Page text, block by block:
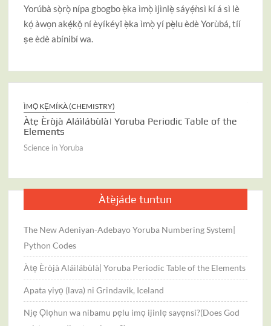
Yorúbà sọ̀rọ̀ nípa gbogbo ẹ̀ka ìmọ̀ ìjìnlẹ̀ sáyẹ́ǹsì kí á sì lè
kọ́ àwọn akẹ́kọ̌ ní èyíkéyǐ ẹ̀ka ìmọ̀ yí pẹ̀lu èdè Yorùbá, tíí
ṣe èdè abínibí wa.
ÌMỌ̀ KẸ́MÍKÀ (CHEMISTRY)
Àtẹ Èròjà Aláìlábùlà| Yoruba Periodic Table of the
Elements
Science in Yoruba
Àtẹ̀jáde tuntun
The New Adeniyan-Adebayo Yoruba Numbering System|
Python Codes
Àtẹ Èròjà Aláìlábùlà| Yoruba Periodic Table of the Elements
Apata yiyọ (lava) ni Grindavik, Iceland
Njẹ Ọlọhun wa nibamu pẹlu imọ ijinlẹ sayẹnsi?(Does God